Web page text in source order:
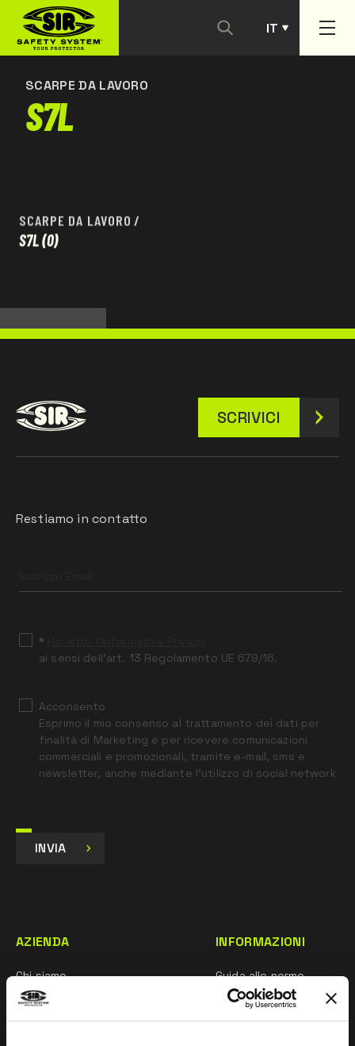
IT
PT
SCARPE DA LAVORO
S7L
SCARPE DA LAVORO /
S7L(0)
SCRIVICI
Restiamo in contatto
field
*
ai sensi dell’art. 13 Regolamento UE 679/16.
Acconsento
Esprimo il mio consenso al trattamento dei dati per
finalità di Marketing e per ricevere comunicazioni
commerciali e promozionali, tramite e-mail, sms e
newsletter, anche mediante l’utilizzo di social network
INVIA
AZIENDA
Chi siamo
Rete commerciale
INFORMAZIONI
Guida alle norme
Whistleblowing
CONTATTACI